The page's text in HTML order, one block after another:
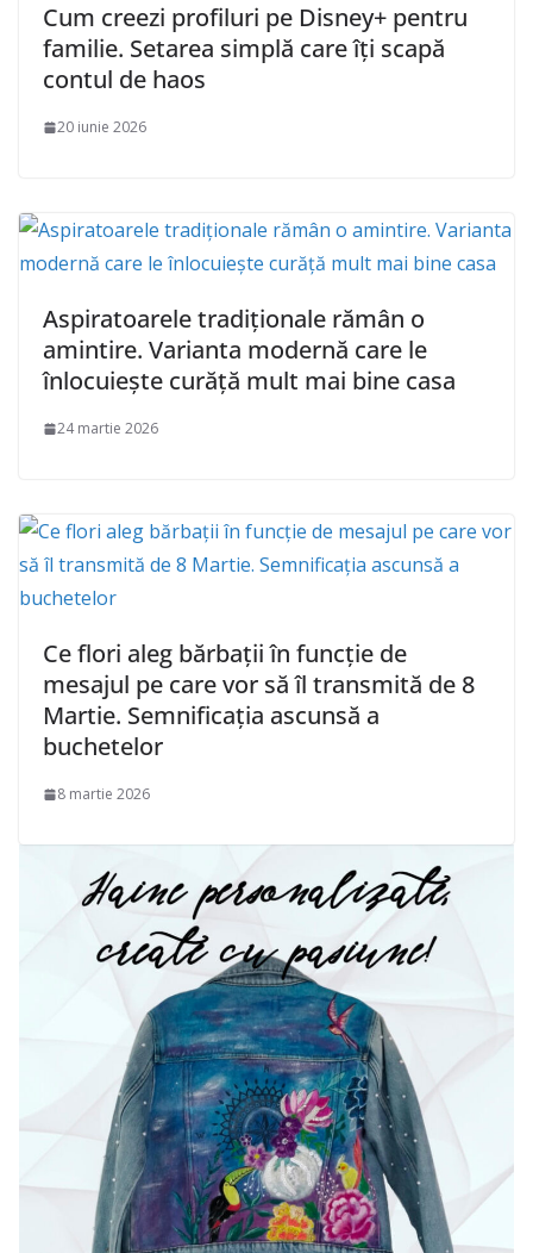
Cum creezi profiluri pe Disney+ pentru
familie. Setarea simplă care îți scapă
contul de haos
20 iunie 2026
Aspiratoarele tradiţionale rămân o
amintire. Varianta modernă care le
înlocuieşte curăţă mult mai bine casa
24 martie 2026
Ce flori aleg bărbații în funcție de
mesajul pe care vor să îl transmită de 8
Martie. Semnificația ascunsă a
buchetelor
8 martie 2026